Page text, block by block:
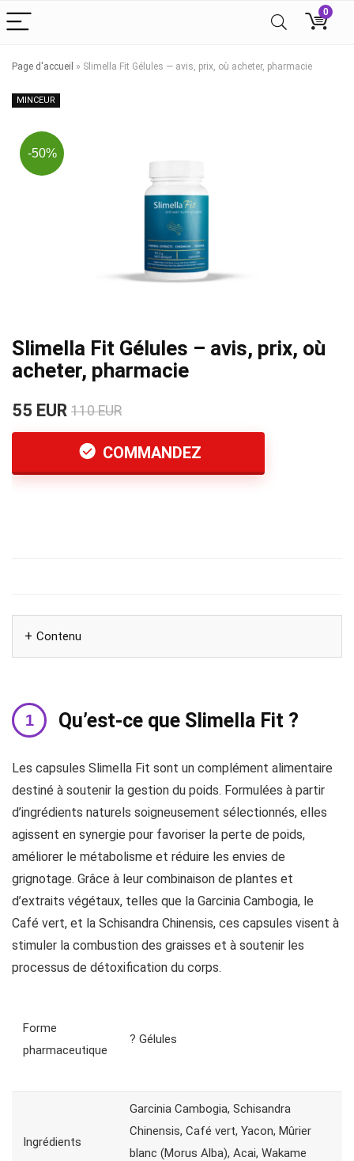
0
Page d'accueil » Slimella Fit Gélules — avis, prix, où acheter, pharmacie
MINCEUR
-50%
Slimella Fit Gélules – avis, prix, où
acheter, pharmacie
55 EUR 110 EUR
COMMANDEZ
Contenu
Qu’est-ce que Slimella Fit ?
Les capsules Slimella Fit sont un complément alimentaire
destiné à soutenir la gestion du poids. Formulées à partir
d’ingrédients naturels soigneusement sélectionnés, elles
agissent en synergie pour favoriser la perte de poids,
améliorer le métabolisme et réduire les envies de
grignotage. Grâce à leur combinaison de plantes et
d’extraits végétaux, telles que la Garcinia Cambogia, le
Café vert, et la Schisandra Chinensis, ces capsules visent à
stimuler la combustion des graisses et à soutenir les
processus de détoxification du corps.
Forme
pharmaceutique
? Gélules
Ingrédients
Garcinia Cambogia, Schisandra
Chinensis, Café vert, Yacon, Mûrier
blanc (Morus Alba), Acai, Wakame